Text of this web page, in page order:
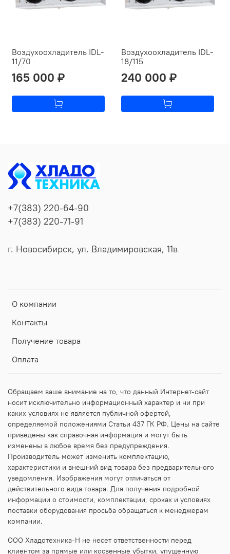
Воздухоохладитель IDL-
11/70
165 000 ₽
Воздухоохладитель IDL-
18/115
240 000 ₽
О компании
Контакты
Получение товара
Оплата
+7(383) 220-64-90
+7(383) 220-71-91
г. Новосибирск, ул. Владимировская, 11в
Обращаем ваше внимание на то, что данный Интернет-сайт
носит исключительно информационный характер и ни при
каких условиях не является публичной офертой,
определяемой положениями Статьи 437 ГК РФ. Цены на сайте
приведены как справочная информация и могут быть
изменены в любое время без предупреждения.
Производитель может изменить комплектацию,
характеристики и внешний вид товара без предварительного
уведомления. Изображения могут отличаться от
действительного вида товара. Для получения подробной
информации о стоимости, комплектации, сроках и условиях
поставки оборудования просьба обращаться к менеджерам
компании.
ООО Хладотехника-Н не несет ответственности перед
клиентом за прямые или косвенные убытки, упущенную